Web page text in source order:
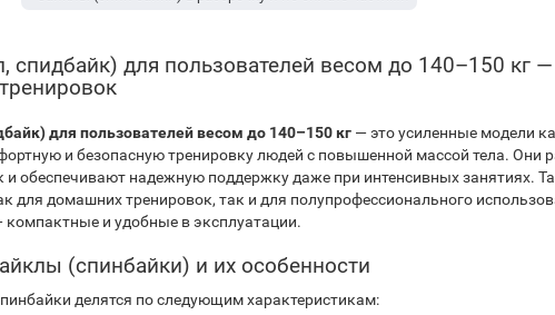
спидбайк) для пользователей весом до 140–150 кг
для пользователей весом до 140–150 кг— это усиленные модели
и безопасную тренировку людей с повышенной массой тела. Они
обеспечивают надежную поддержку даже при интенсивных занятиях.
для домашних тренировок, так и для полупрофессионального
компактные и удобные в эксплуатации.
(спинбайки) и их особенности
делятся по следующим характеристикам: